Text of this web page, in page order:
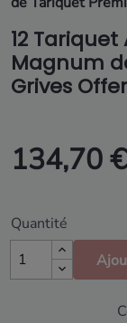
12 Tariquet
Magnum
Grives
134,70 €
Quantité